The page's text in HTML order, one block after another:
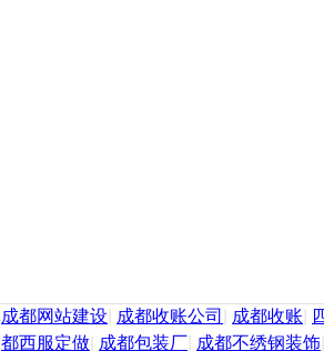
成都网站建设 成都收账公司 成都收账
都西服定做 成都包装厂 成都不绣钢装饰